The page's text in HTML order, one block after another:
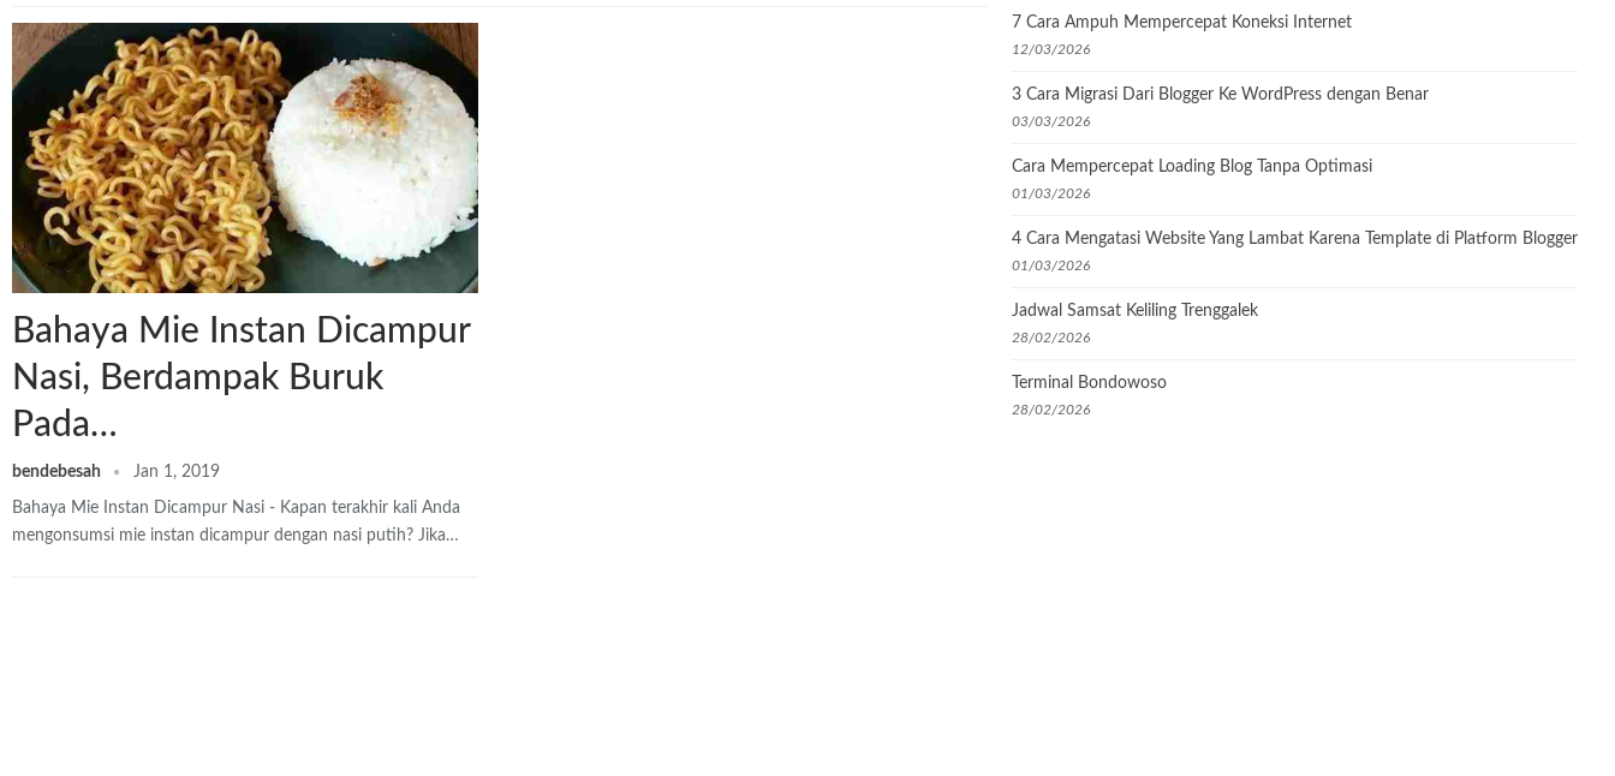
Bahaya Mie Instan Dicampur
Nasi, Berdampak Buruk
Pada…
bendebesah Jan 1, 2019
Bahaya Mie Instan Dicampur Nasi - Kapan terakhir kali Anda
mengonsumsi mie instan dicampur dengan nasi putih? Jika…
7 Cara Ampuh Mempercepat Koneksi Internet
12/03/2026
3 Cara Migrasi Dari Blogger Ke WordPress dengan Benar
03/03/2026
Cara Mempercepat Loading Blog Tanpa Optimasi
01/03/2026
4 Cara Mengatasi Website Yang Lambat Karena Template di Platform Blogger
01/03/2026
Jadwal Samsat Keliling Trenggalek
28/02/2026
Terminal Bondowoso
28/02/2026